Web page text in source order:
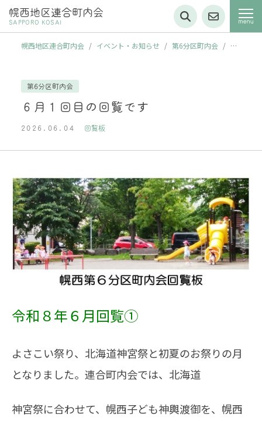
幌西地区連合町内会
SAPPORO KOSAI
幌西地区連合町内会 / イベント・お知らせ / 第6分区町内会 / ６
第6分区町内会
６月１回目の回覧です
2026.06.04 回覧板
令和８年６月回覧①
よさこい祭り、北海道神宮祭と初夏のお祭りの月
となりました。連合町内会では、北海道
神宮祭に合わせて、幌西子ども神輿渡御を、幌西